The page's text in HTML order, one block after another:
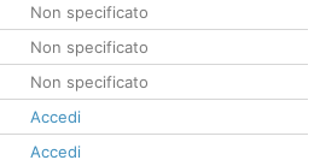
Non specificato
Non specificato
Non specificato
Accedi
Accedi